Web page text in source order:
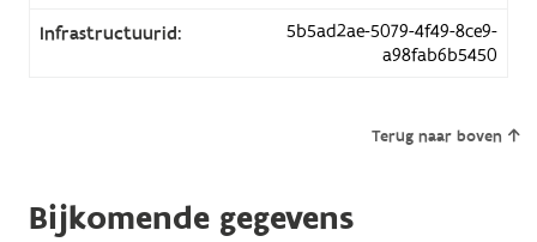
Infrastructuurid:
5b5ad2ae-5079-4f49-8ce9-
a98fab6b5450
Terug naar boven
Bijkomende gegevens